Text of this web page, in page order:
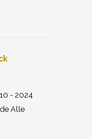
- 2024
Alle